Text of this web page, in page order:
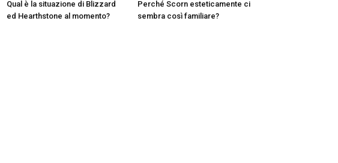
Qual è la situazione di Blizzard
ed Hearthstone al momento?
Perché Scorn esteticamente ci
sembra così familiare?